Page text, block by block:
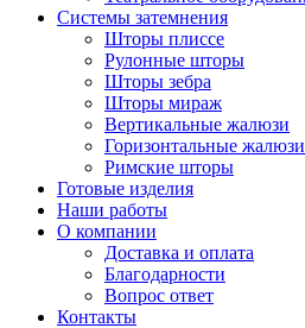
Системы затемнения
Шторы плиссе
Рулонные шторы
Шторы зебра
Шторы мираж
Вертикальные жалюзи
Горизонтальные жалюзи
Римские шторы
Готовые изделия
Наши работы
О компании
Доставка и оплата
Благодарности
Вопрос ответ
Контакты